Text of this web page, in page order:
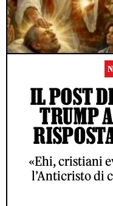
IL POST
TRUMP
«Ehi, cristiani
l’Anticristo di